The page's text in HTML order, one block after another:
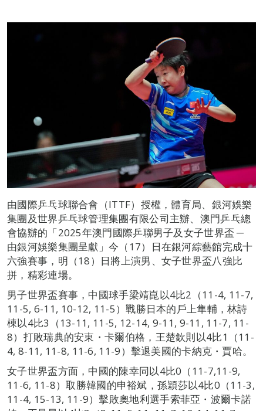
由國際乒乓球聯合會（ITTF）授權，體育局、銀河娛樂
集團及世界乒乓球管理集團有限公司主辦、澳門乒乓總
會協辦的「2025年澳門國際乒聯男子及女子世界盃 ─
由銀河娛樂集團呈獻」今（17）日在銀河綜藝館完成十
六強賽事，明（18）日將上演男、女子世界盃八強比
拼，精彩連場。
男子世界盃賽事，中國球手梁靖崑以4比2（11-4, 11-7,
11-5, 6-11, 10-12, 11-5）戰勝日本的戶上隼輔，林詩
棟以4比3（13-11, 11-5, 12-14, 9-11, 9-11, 11-7, 11-
8）打敗瑞典的安東・卡爾伯格，王楚欽則以4比1（11-
4, 8-11, 11-8, 11-6, 11-9）擊退美國的卡納克・賈哈。
女子世界盃方面，中國的陳幸同以4比0（11-7,11-9,
11-6, 11-8）取勝韓國的申裕斌，孫穎莎以4比0（11-3,
11-4, 15-13, 11-9）擊敗奧地利選手索菲亞・波爾卡諾